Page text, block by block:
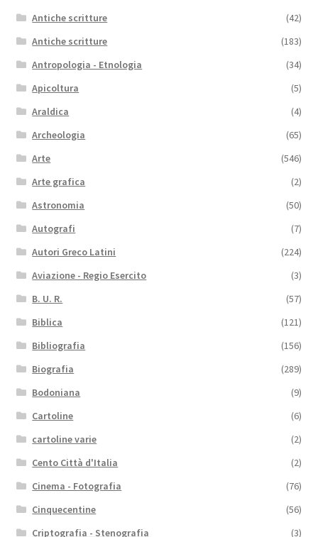
Antiche scritture
(42)
Antiche scritture
(183)
Antropologia - Etnologia
(34)
Apicoltura
(5)
Araldica
(4)
Archeologia
(65)
Arte
(546)
Arte grafica
(2)
Astronomia
(50)
Autografi
(7)
Autori Greco Latini
(224)
Aviazione - Regio Esercito
(3)
B. U. R.
(57)
Biblica
(121)
Bibliografia
(156)
Biografia
(289)
Bodoniana
(9)
Cartoline
(6)
cartoline varie
(2)
Cento Città d'Italia
(2)
Cinema - Fotografia
(76)
Cinquecentine
(56)
Criptografia - Stenografia
(3)